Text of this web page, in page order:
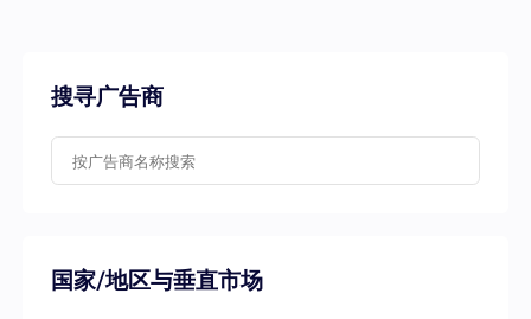
搜寻广告商
国家/地区与垂直市场